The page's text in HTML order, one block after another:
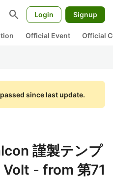
search Login Signup
Official Event Official
since last update.
謹製テンプ
- from 第71